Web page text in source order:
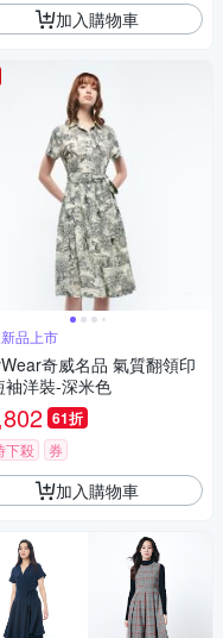
加入購物車
品上市
奇威名品 氣質翻領印
袖洋裝-深米色
61折
下殺 券
加入購物車